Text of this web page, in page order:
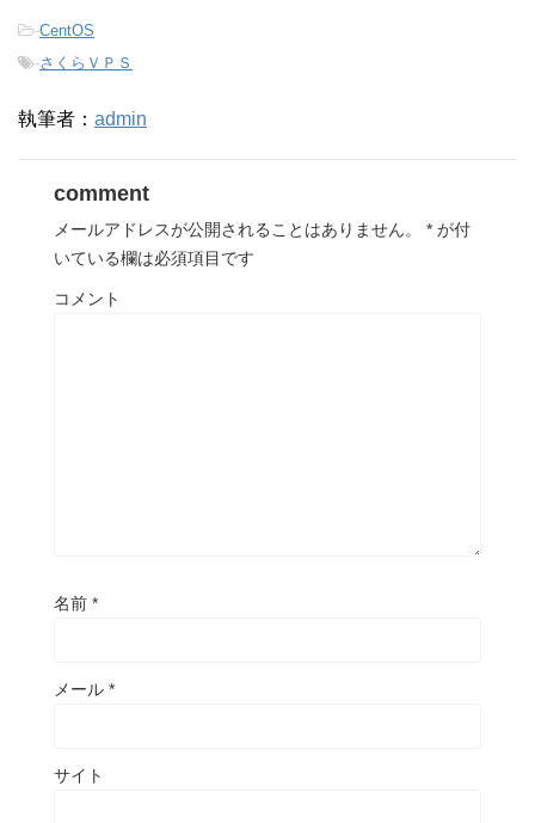
-CentOS
-さくらＶＰＳ
執筆者： admin
comment
メールアドレスが公開されることはありません。 * が付
いている欄は必須項目です
コメント
名前 *
メール *
サイト